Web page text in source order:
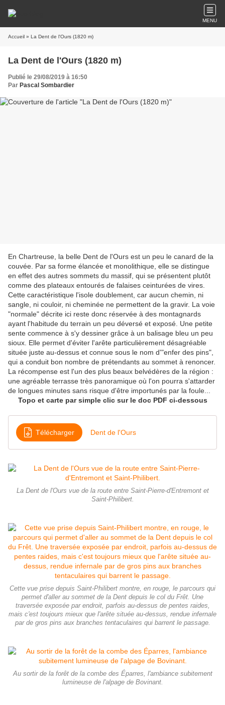
MENU
Accueil » La Dent de l'Ours (1820 m)
La Dent de l'Ours (1820 m)
Publié le 29/08/2019 à 16:50
Par Pascal Sombardier
En Chartreuse, la belle Dent de l'Ours est un peu le canard de la
couvée. Par sa forme élancée et monolithique, elle se distingue
en effet des autres sommets du massif, qui se présentent plutôt
comme des plateaux entourés de falaises ceinturées de vires.
Cette caractéristique l'isole doublement, car aucun chemin, ni
sangle, ni couloir, ni cheminée ne permettent de la gravir. La voie
"normale" décrite ici reste donc réservée à des montagnards
ayant l'habitude du terrain un peu déversé et exposé. Une petite
sente commence à s'y dessiner grâce à un balisage bleu un peu
sioux. Elle permet d'éviter l'arête particulièrement désagréable
située juste au-dessus et connue sous le nom d'"enfer des pins",
qui a conduit bon nombre de prétendants au sommet à renoncer.
La récompense est l'un des plus beaux belvédères de la région :
une agréable terrasse très panoramique où l'on pourra s'attarder
de longues minutes sans risque d'être importunés par la foule...
Topo et carte par simple clic sur le doc PDF ci-dessous
Télécharger Dent de l'Ours
La Dent de l'Ours vue de la route entre Saint-Pierre-d'Entremont et
Saint-Philibert.
Cette vue prise depuis Saint-Philibert montre, en rouge, le parcours qui
permet d'aller au sommet de la Dent depuis le col du Frêt. Une
traversée exposée par endroit, parfois au-dessus de pentes raides,
mais c'est toujours mieux que l'arête située au-dessus, rendue infernale
par de gros pins aux branches tentaculaires qui barrent le passage.
Au sortir de la forêt de la combe des Éparres, l'ambiance subitement
lumineuse de l'alpage de Bovinant.